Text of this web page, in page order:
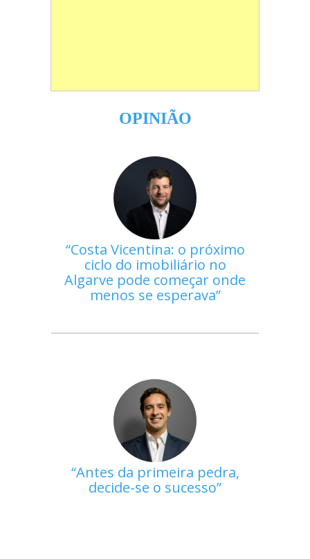
OPINIÃO
Costa Vicentina: o próximo
ciclo do imobiliário no
Algarve pode começar onde
menos se esperava
Antes da primeira pedra,
decide-se o sucesso